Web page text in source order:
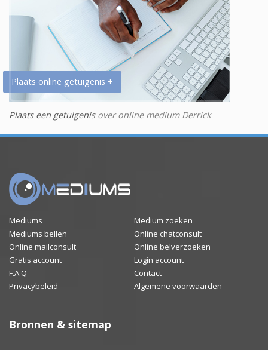
Plaats online getuigenis +
Plaats een getuigenisover online medium Derrick
Mediums
Medium zoeken
Mediums bellen
Online chatconsult
Online mailconsult
Online belverzoeken
Gratis account
Login account
F.A.Q
Contact
Privacybeleid
Algemene voorwaarden
Bronnen & sitemap